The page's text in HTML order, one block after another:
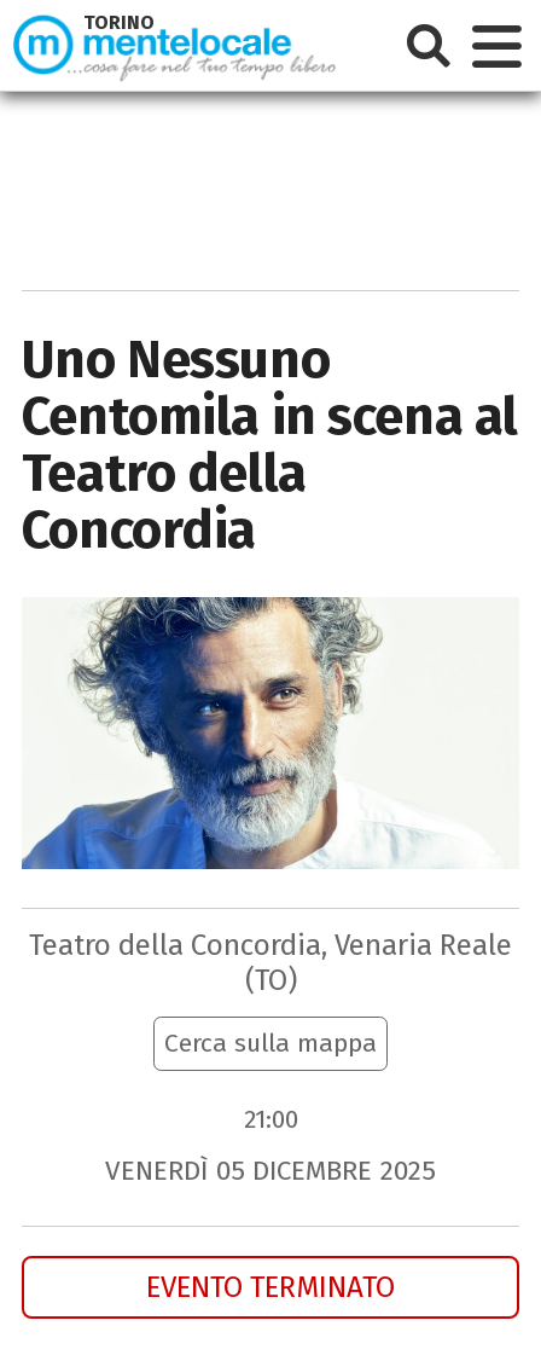
Uno Nessuno
Centomila in scena al
Teatro della
Concordia
Teatro della Concordia, Venaria Reale
(TO)
Cerca sulla mappa
21:00
VENERDÌ 05 DICEMBRE 2025
EVENTO TERMINATO
TORINO